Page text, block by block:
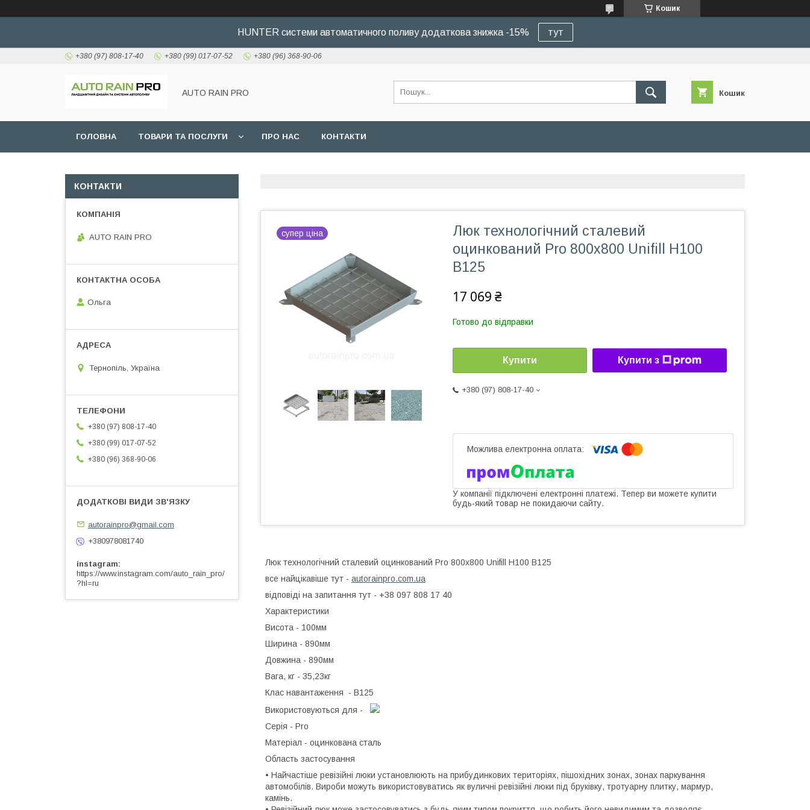
Кошик
HUNTER системи автоматичного поливу додаткова знижка -15% тут
+380 (97) 808-17-40 +380 (99) 017-07-52 +380 (96) 368-90-06
AUTO RAIN PRO Кошик
ГОЛОВНА ТОВАРИ ТА ПОСЛУГИ ПРО НАС КОНТАКТИ
супер ціна
Люк технологічний сталевий
оцинкований Pro 800х800 Unifill H100
B125
17 069 ₴
Готово до відправки
Купити Купити з
+380 (97) 808-17-40
У компанії підключені електронні платежі. Тепер ви можете купити
будь-який товар не покидаючи сайту.
Люк технологічний сталевий оцинкований Pro 800х800 Unifill H100 B125
все найцікавіше тут - autorainpro.com.ua
відповіді на запитання тут - +38 097 808 17 40
Характеристики
Висота - 100мм
Ширина - 890мм
Довжина - 890мм
Вага, кг - 35,23кг
Клас навантаження - В125
Використовуються для -
Серія - Pro
Матеріал - оцинкована сталь
Область застосування
• Найчастіше ревізійні люки установлюють на прибудинкових територіях, пішохідних зонах, зонах паркування
автомобілів. Вироби можуть використовуватись як вуличні ревізійні люки під бруківку, тротуарну плитку, мармур,
камінь.
КОНТАКТИ
AUTO RAIN PRO
Ольга
Тернопіль, Україна
+380 (97) 808-17-40
+380 (99) 017-07-52
+380 (96) 368-90-06
autorainpro@gmail.com
+380978081740
instagram
https://www.instagram.com/auto_rain_pro/
?hl=ru